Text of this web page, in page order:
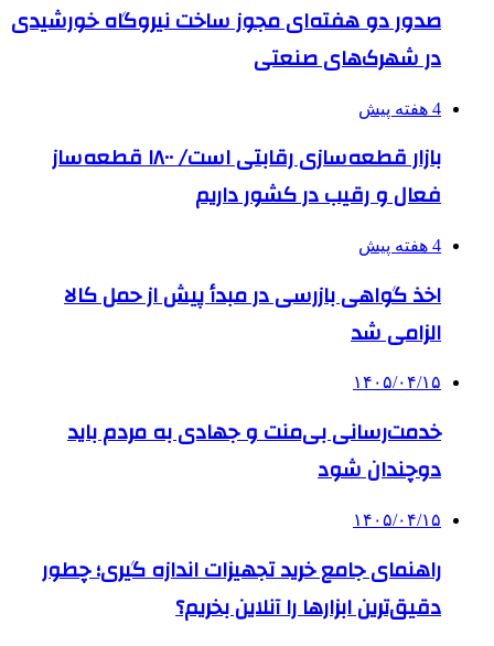
صدور دو هفته‌ای مجوز ساخت نیروگاه خورشیدی
در شهرک‌های صنعتی
4 هفته پیش
بازار قطعه‌سازی رقابتی است/ ۱۸۰۰ قطعه‌ساز
فعال و رقیب در کشور داریم
4 هفته پیش
اخذ گواهی بازرسی در مبدأ پیش از حمل کالا
الزامی شد
۱۴۰۵/۰۴/۱۵
خدمت‌رسانی بی‌منت و جهادی به مردم باید
دوچندان شود
۱۴۰۵/۰۴/۱۵
راهنمای جامع خرید تجهیزات اندازه گیری؛ چطور
دقیق‌ترین ابزارها را آنلاین بخریم؟